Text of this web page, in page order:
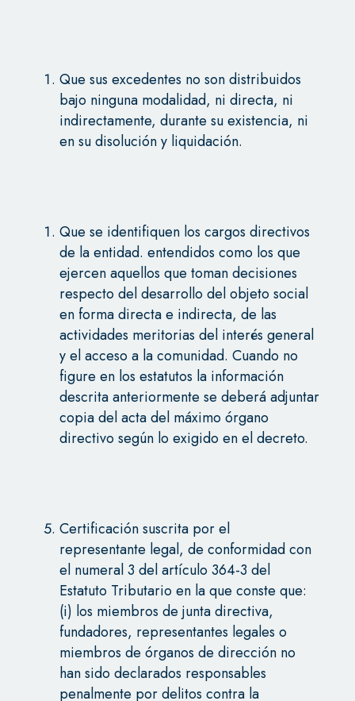
Que sus excedentes no son distribuidos
bajo ninguna modalidad, ni directa, ni
indirectamente, durante su existencia, ni
en su disolución y liquidación.
Que se identifiquen los cargos directivos
de la entidad. entendidos como los que
ejercen aquellos que toman decisiones
respecto del desarrollo del objeto social
en forma directa e indirecta, de las
actividades meritorias del interés general
y el acceso a la comunidad. Cuando no
figure en los estatutos la información
descrita anteriormente se deberá adjuntar
copia del acta del máximo órgano
directivo según lo exigido en el decreto.
Certificación suscrita por el
representante legal, de conformidad con
el numeral 3 del artículo 364-3 del
Estatuto Tributario en la que conste que:
(i) los miembros de junta directiva,
fundadores, representantes legales o
miembros de órganos de dirección no
han sido declarados responsables
penalmente por delitos contra la